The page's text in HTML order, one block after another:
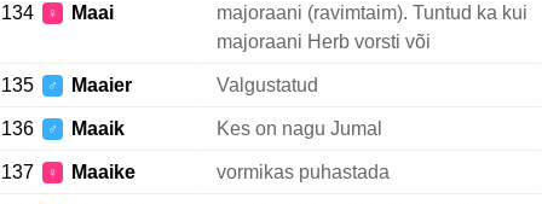
134 ♀ Maai
majoraani (ravimtaim). Tuntud ka kui
majoraani Herb vorsti või
135 ♂ Maaier Valgustatud
136 ♂ Maaik Kes on nagu Jumal
137 ♀ Maaike vormikas puhastada